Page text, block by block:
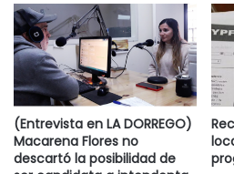
(Entrevista en LA DORREGO)
Macarena Flores no
descartó la posibilidad de